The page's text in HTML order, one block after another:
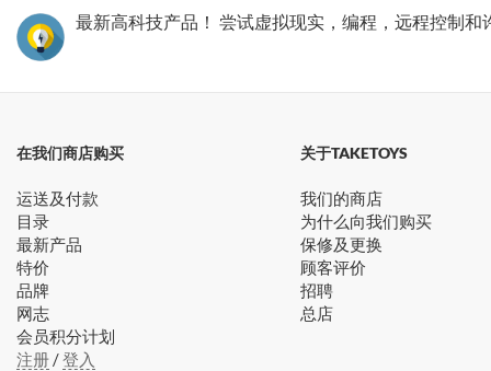
最新高科技产品！ 尝试虚拟现实，编程，远程控制
在我们商店购买
运送及付款
目录
最新产品
特价
品牌
网志
会员积分计划
注册/登入
关于TAKETOYS
我们的商店
为什么向我们购买
保修及更换
顾客评价
招聘
总店